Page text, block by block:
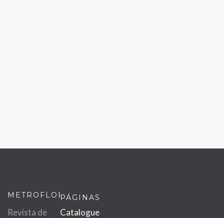
METROFLOR
Revista de
PÁGINAS
Catalogue